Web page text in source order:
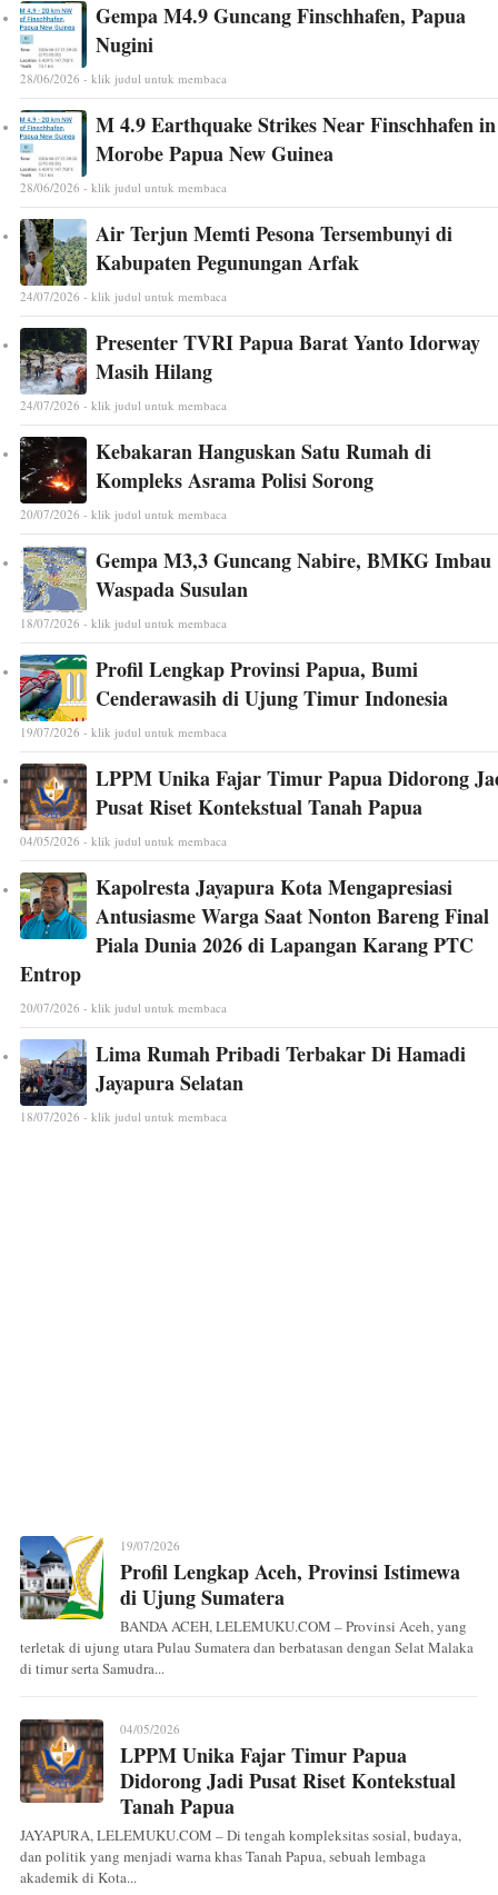
Gempa M4.9 Guncang Finschhafen, Papua
Nugini
28/06/2026 - klik judul untuk membaca
M 4.9 Earthquake Strikes Near Finschhafen in
Morobe Papua New Guinea
28/06/2026 - klik judul untuk membaca
Air Terjun Memti Pesona Tersembunyi di
Kabupaten Pegunungan Arfak
24/07/2026 - klik judul untuk membaca
Presenter TVRI Papua Barat Yanto Idorway
Masih Hilang
24/07/2026 - klik judul untuk membaca
Kebakaran Hanguskan Satu Rumah di
Kompleks Asrama Polisi Sorong
20/07/2026 - klik judul untuk membaca
Gempa M3,3 Guncang Nabire, BMKG Imbau
Waspada Susulan
18/07/2026 - klik judul untuk membaca
Profil Lengkap Provinsi Papua, Bumi
Cenderawasih di Ujung Timur Indonesia
19/07/2026 - klik judul untuk membaca
LPPM Unika Fajar Timur Papua Didorong
Pusat Riset Kontekstual Tanah Papua
04/05/2026 - klik judul untuk membaca
Kapolresta Jayapura Kota Mengapresiasi
Antusiasme Warga Saat Nonton Bareng Final
Piala Dunia 2026 di Lapangan Karang PTC
Entrop
20/07/2026 - klik judul untuk membaca
Lima Rumah Pribadi Terbakar Di Hamadi
Jayapura Selatan
18/07/2026 - klik judul untuk membaca
19/07/2026
Profil Lengkap Aceh, Provinsi Istimewa
di Ujung Sumatera
BANDA ACEH, LELEMUKU.COM – Provinsi Aceh, yang
terletak di ujung utara Pulau Sumatera dan berbatasan dengan Selat Malaka
di timur serta Samudra...
04/05/2026
LPPM Unika Fajar Timur Papua
Didorong Jadi Pusat Riset Kontekstual
Tanah Papua
JAYAPURA, LELEMUKU.COM – Di tengah kompleksitas sosial, budaya,
dan politik yang menjadi warna khas Tanah Papua, sebuah lembaga
akademik di Kota...